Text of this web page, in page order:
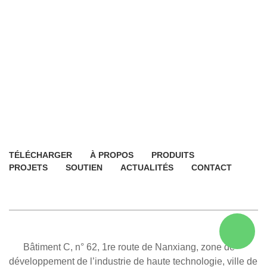
TÉLÉCHARGER À PROPOS
PRODUITS
PROJETS
SOUTIEN ACTUALITÉS CONTACT
Bâtiment C, n° 62, 1re route de Nanxiang, zone de
développement de l’industrie de haute technologie, ville de